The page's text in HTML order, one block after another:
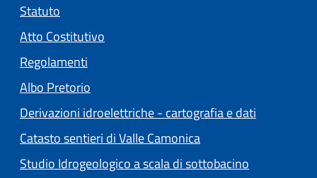
Statuto
Atto Costitutivo
Regolamenti
Albo Pretorio
Derivazioni idroelettriche - cartografia e dati
Catasto sentieri di Valle Camonica
Studio Idrogeologico a scala di sottobacino